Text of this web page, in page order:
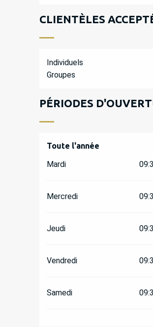
CLIENTÈLES
Individuels
Groupes
PÉRIODES
Toute l'année
Toute l'année
Mardi
Mercredi
Jeudi
Vendredi
Samedi